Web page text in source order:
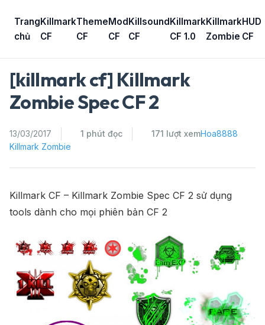
content
Trang
chủ
Killmark
CF
Theme
CF
Mod
CF
Killsound
CF
Killmark
CF 1.0
Killmark
Zombie
HUD
CF
[killmark cf] Killmark
Zombie Spec CF 2
13/03/2017 1 phút đọc 171 lượt xemHoa8888
Killmark Zombie
Killmark CF – Killmark Zombie Spec CF 2 sử dụng
tools dành cho mọi phiên bản CF 2